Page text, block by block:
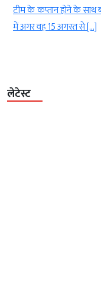
पोस्ट(social media post)
के मुख्यमंत्री पुष्कर सिंह
लेटेस्ट